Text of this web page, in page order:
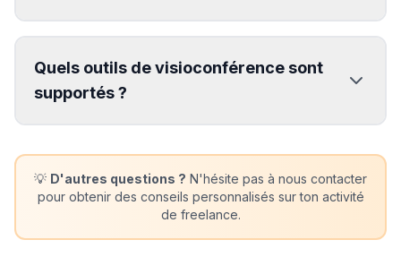
Quels outils de visioconférence sont
supportés ?
💡 D'autres questions ? N'hésite pas à nous contacter
pour obtenir des conseils personnalisés sur ton activité
de freelance.